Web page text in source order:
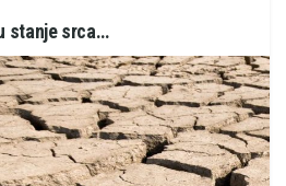
stanje srca…